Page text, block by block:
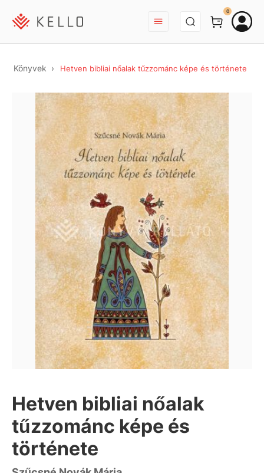
BEJELENTKEZÉS
0
Könyvek Hetven bibliai nőalak tűzzománc képe és története
Hetven bibliai nőalak
tűzzománc képe és
története